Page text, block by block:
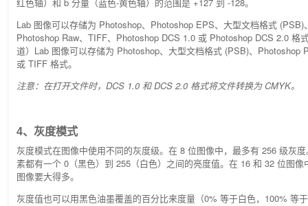
Lab 图像可以存储为 Photoshop、Photoshop EPS、大型文档格式
Photoshop Raw、TIFF、Photoshop DCS 1.0 或 Photoshop DCS 2.0 格
道）Lab 图像可以存储为 Photoshop、大型文档格式 (PSB)、Photoshop
或 TIFF 格式。
注意：在打开文件时，DCS 1.0 和 DCS 2.0 格式将文件转换为 CMYK。
4、灰度模式
灰度模式在图像中使用不同的灰度级。在 8 位图像中，最多有 256 级灰
素都有一个 0（黑色）到 255（白色）之间的亮度值。在 16 和 32 位图
图像要大得多。
灰度值也可以用黑色油墨覆盖的百分比来度量（0% 等于白色，100% 等